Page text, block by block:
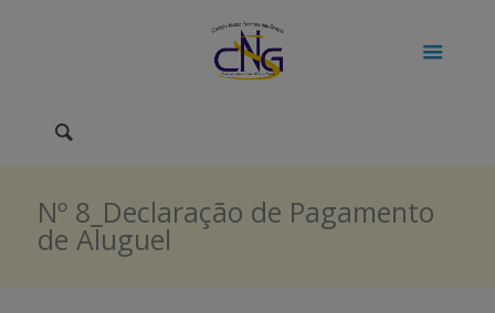
Nº 8_Declaração de Pagamento
de Aluguel